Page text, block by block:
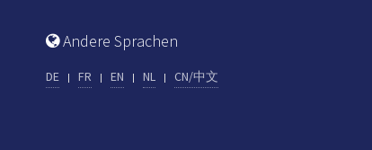
Andere Sprachen
DE FR EN NL CN/中文